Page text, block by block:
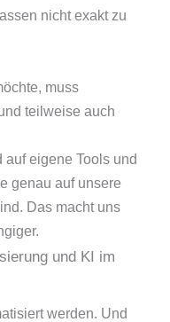
nicht exakt zu
muss
teilweise auch
eigene Tools und
genau auf unsere
Das macht uns
und KI im
werden. Und